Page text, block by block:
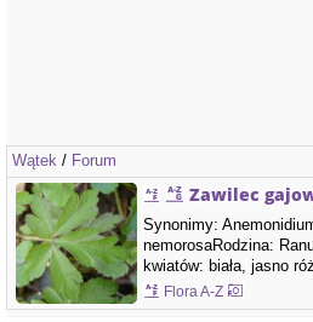
Wątek / Forum
Zawilec
Synonimy:
nemorosaRodzina:
kwiatów: biała, jasno
marzec, kwiecień, maj,
Pojawia się wczesną
Flora A-Z